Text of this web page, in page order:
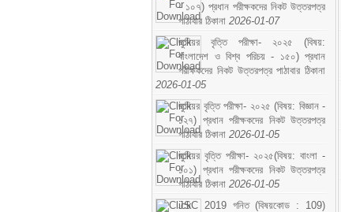
- ১০৭) প্রধান পরীক্ষকদের নিকট উত্তরপত্র
পাঠাবার ঠিকানা 2026-01-07
জুনিয়র বৃত্তি পরীক্ষা- ২০২৫ (বিষয়:
বাংলাদেশ ও বিশ্ব পরিচয় - ১৫০) প্রধান
পরীক্ষকদের নিকট উত্তরপত্র পাঠাবার ঠিকানা
2026-01-05
জুনিয়র বৃত্তি পরীক্ষা- ২০২৫ (বিষয়: বিজ্ঞান -
১২৭) প্রধান পরীক্ষকদের নিকট উত্তরপত্র
পাঠাবার ঠিকানা 2026-01-05
জুনিয়র বৃত্তি পরীক্ষা- ২০২৫(বিষয়: বাংলা -
১০১) প্রধান পরীক্ষকদের নিকট উত্তরপত্র
পাঠাবার ঠিকানা 2026-01-05
JSC 2019 গনিত (বিষয়কোড : 109)